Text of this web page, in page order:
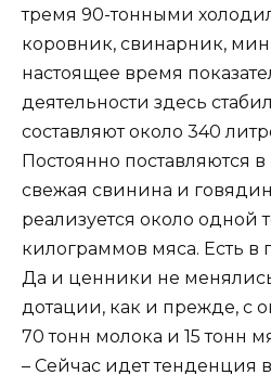
тремя 90-тонными
коровник, свинарник,
настоящее время
деятельности здесь
составляют около 340
Постоянно поставляются
свежая свинина и
реализуется около одной
килограммов мяса. Есть в
Да и ценники не
дотации, как и прежде, с
70 тонн молока и 15 тонн
– Сейчас идет тенденция